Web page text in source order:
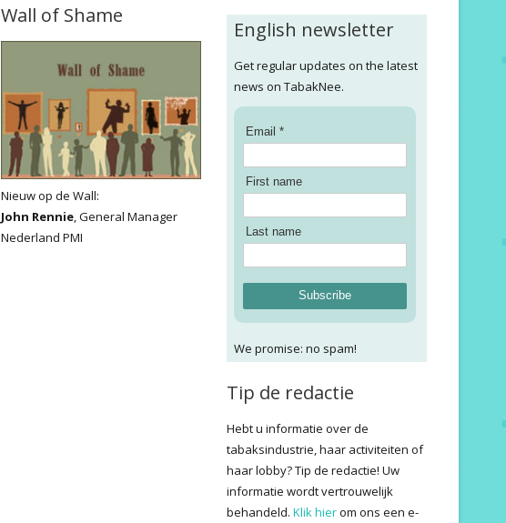
Wall of Shame
Nieuw op de Wall:
John Rennie, General Manager
Nederland PMI
English newsletter
Get regular updates on the latest
news on TabakNee.
Email *
First name
Last name
Subscribe
We promise: no spam!
Tip de redactie
Hebt u informatie over de
tabaksindustrie, haar activiteiten of
haar lobby? Tip de redactie! Uw
informatie wordt vertrouwelijk
behandeld.Klik hierom ons een e-